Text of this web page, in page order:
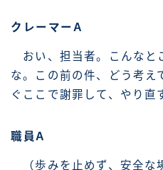
クレーマーA
おい、担当者。こんなと
な。この前の件、どう考え
ぐここで謝罪して、やり直
職員A
（歩みを止めず、安全な